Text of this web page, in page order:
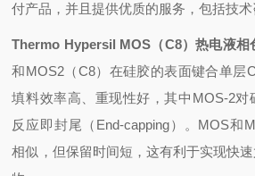
付产品，并且提供优质的服务，包括技术
Thermo Hypersil MOS （C8）热电液相
和MOS2（C8）在硅胶的表面键合单层
填料效率高、重现性好，其中MOS-2对
反应即封尾（End-capping）。MOS和
相似，但保留时间短，这有利于实现快